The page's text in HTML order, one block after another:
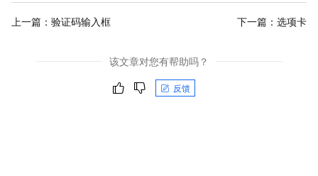
上一篇： 验证码输入框 下一篇： 选项卡
该文章对您有帮助吗？
反馈